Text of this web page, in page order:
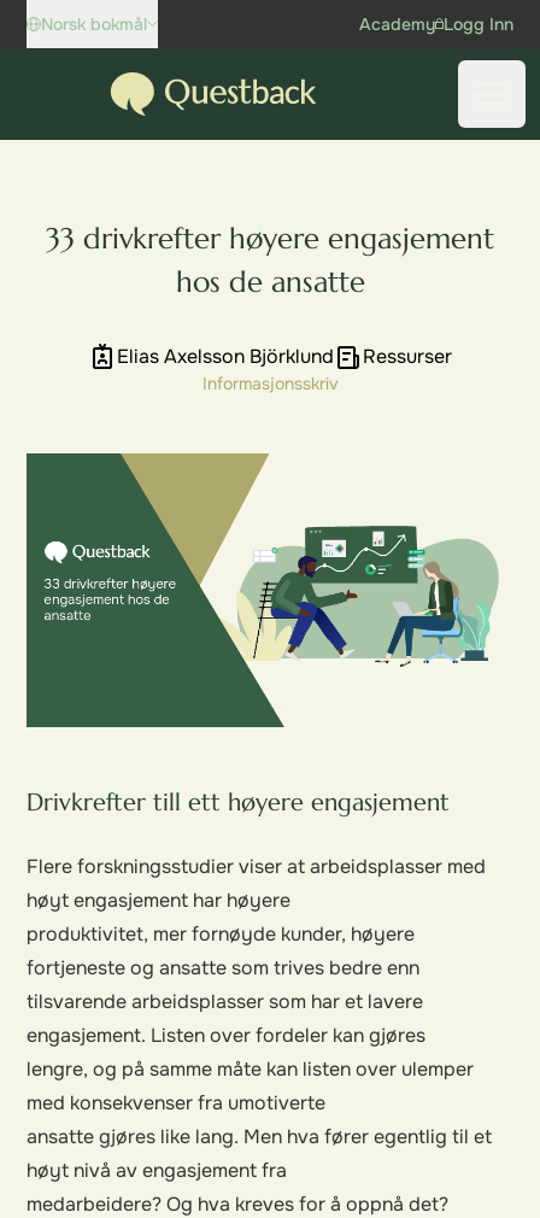
Skip to content
Norsk bokmål Academy Logg Inn
Questback
33 drivkrefter høyere engasjement
hos de ansatte
Elias Axelsson Björklund Ressurser
Informasjonsskriv
Drivkrefter till ett høyere engasjement
Flere forskningsstudier viser at arbeidsplasser med
høyt engasjement har høyere
produktivitet, mer fornøyde kunder, høyere
fortjeneste og ansatte som trives bedre enn
tilsvarende arbeidsplasser som har et lavere
engasjement. Listen over fordeler kan gjøres
lengre, og på samme måte kan listen over ulemper
med konsekvenser fra umotiverte
ansatte gjøres like lang. Men hva fører egentlig til et
høyt nivå av engasjement fra
medarbeidere? Og hva kreves for å oppnå det?